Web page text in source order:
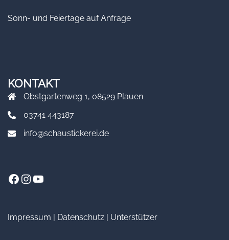
Sonn- und Feiertage auf Anfrage
KONTAKT
Obstgartenweg 1, 08529 Plauen
03741 443187
info@schaustickerei.de
Facebook
Instagram
YouTube
Impressum | Datenschutz | Unterstützer